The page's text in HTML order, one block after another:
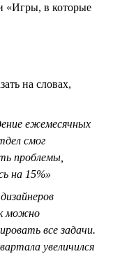
«Игры, в которые
на словах,
ежемесячных
смог
проблемы,
на 15%»
можно
все задачи.
увеличился